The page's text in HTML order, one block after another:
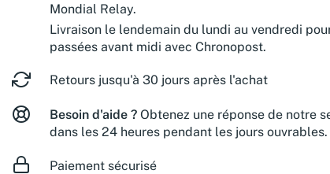
Mondial Relay.
Livraison le lendemain du lundi au vendredi
passées avant midi avec Chronopost.
Retours jusqu'à 30 jours après l'achat
Besoin d'aide ? Obtenez une réponse de notre
dans les 24 heures pendant les jours ouvrables.
Paiement sécurisé